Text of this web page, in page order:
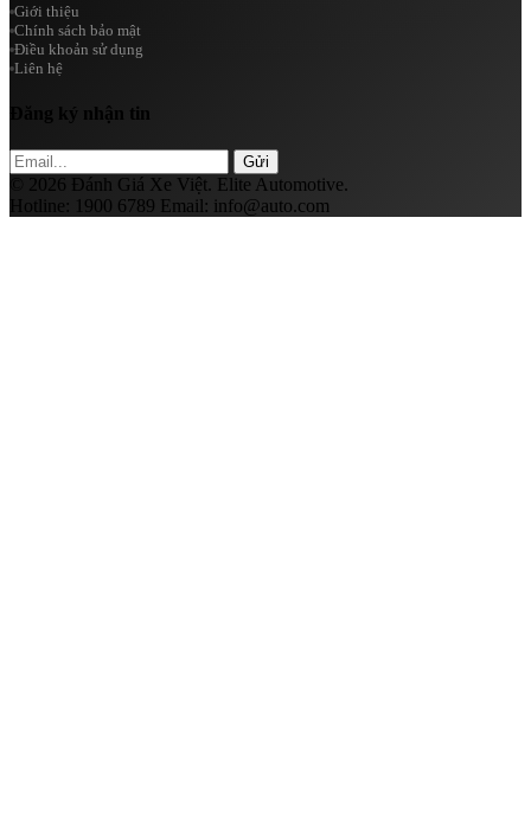
Giới thiệu
Chính sách bảo mật
Điều khoản sử dụng
Liên hệ
Đăng ký nhận tin
Gửi
© 2026 Đánh Giá Xe Việt. Elite Automotive.
Hotline: 1900 6789 Email: info@auto.com